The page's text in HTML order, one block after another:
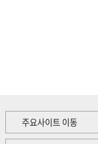
주요사이트 이동